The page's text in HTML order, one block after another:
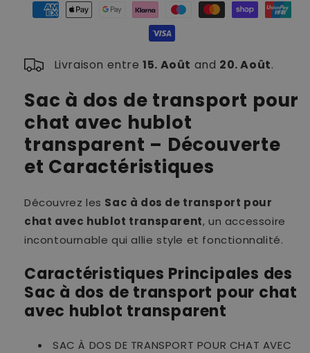
dos
de
chat
hublot
transparent
dos
transport
chat
hublot
transparent
Livraison entre15. Août and 20. Août.
Sac à dos de transport pour
chat avec hublot
transparent – Découverte
et Caractéristiques
Découvrez les Sac à dos de transport pour
chat avec hublot transparent, un accessoire
incontournable qui allie style et fonctionnalité.
Caractéristiques Principales des
Sac à dos de transport pour chat
avec hublot transparent
SAC À DOS DE TRANSPORT POUR CHAT AVEC